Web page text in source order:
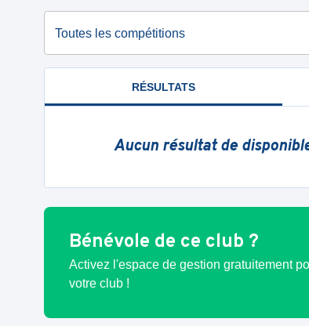
Toutes les compétitions
RÉSULTATS
Aucun résultat de
Bénévole de ce club ?
Activez l'espace de gestion gratuitement
votre club !